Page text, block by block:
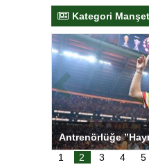
Kategori Manşet
Antrenörlüğe
Galatasaray’dan
1
2 3 4 5